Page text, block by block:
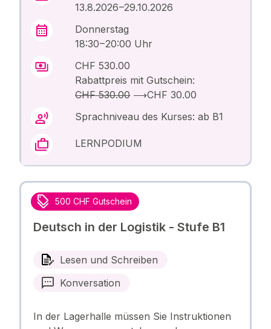
13.8.2026 –29.10.2026
Donnerstag
18:30 – 20:00 Uhr
CHF 530.00
Rabattpreis mit Gutschein:
CHF 530.00⟶CHF 30.00
Sprachniveau des Kurses: ab B1
LERNPODIUM
500 CHF Gutschein
Deutsch in der Logistik - Stufe B1
Lesen und Schreiben
Konversation
In der Lagerhalle müssen Sie Instruktionen